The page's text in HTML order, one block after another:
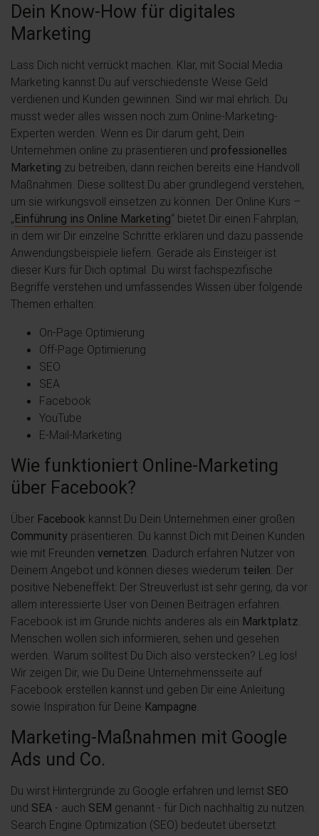
Dein Know-How für digitales
Marketing
Lass Dich nicht verrückt machen. Klar, mit Social Media
Marketing kannst Du auf verschiedenste Weise Geld
verdienen und Kunden gewinnen. Sind wir mal ehrlich. Du
musst weder alles wissen noch zum Online-Marketing-
Experten werden. Wenn es Dir darum geht, Dein
Unternehmen online zu präsentieren und professionelles
Marketing zu betreiben, dann reichen bereits eine Handvoll
Maßnahmen. Diese solltest Du aber grundlegend verstehen,
um sie wirkungsvoll einsetzen zu können. Der Online Kurs –
„Einführung ins Online Marketing“ bietet Dir einen Fahrplan,
in dem wir Dir einzelne Schritte erklären und dazu passende
Anwendungsbeispiele liefern. Gerade als Einsteiger ist
dieser Kurs für Dich optimal. Du wirst fachspezifische
Begriffe verstehen und umfassendes Wissen über folgende
Themen erhalten:
On-Page Optimierung
Off-Page Optimierung
SEO
SEA
Facebook
YouTube
E-Mail-Marketing
Wie funktioniert Online-Marketing
über Facebook?
Über Facebook kannst Du Dein Unternehmen einer großen
Community präsentieren. Du kannst Dich mit Deinen Kunden
wie mit Freunden vernetzen. Dadurch erfahren Nutzer von
Deinem Angebot und können dieses wiederum teilen. Der
positive Nebeneffekt: Der Streuverlust ist sehr gering, da vor
allem interessierte User von Deinen Beiträgen erfahren.
Facebook ist im Grunde nichts anderes als ein Marktplatz.
Menschen wollen sich informieren, sehen und gesehen
werden. Warum solltest Du Dich also verstecken? Leg los!
Wir zeigen Dir, wie Du Deine Unternehmensseite auf
Facebook erstellen kannst und geben Dir eine Anleitung
sowie Inspiration für Deine Kampagne.
Marketing-Maßnahmen mit Google
Ads und Co.
Du wirst Hintergründe zu Google erfahren und lernst SEO
und SEA - auch SEM genannt - für Dich nachhaltig zu nutzen.
Search Engine Optimization (SEO) bedeutet übersetzt